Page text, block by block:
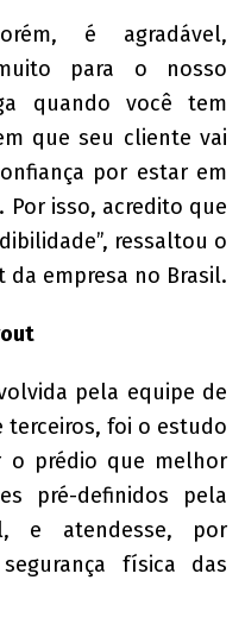
é agradável,
para o nosso
quando você tem
que seu cliente vai
por estar em
isso, acredito que
ressaltou o
da empresa no Brasil.
pela equipe de
terceiros, foi o estudo
o prédio que melhor
pré-definidos pela
e atendesse, por
física das